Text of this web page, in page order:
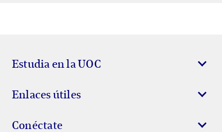
Estudia en la UOC
Enlaces útiles
Conéctate